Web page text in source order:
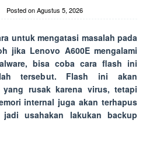
Posted onAgustus 5, 2026
untuk mengatasi masalah pada
jika Lenovo A600E mengalami
bisa coba cara flash ini
tersebut. Flash ini akan
rusak karena virus, tetapi
internal juga akan terhapus
usahakan lakukan backup